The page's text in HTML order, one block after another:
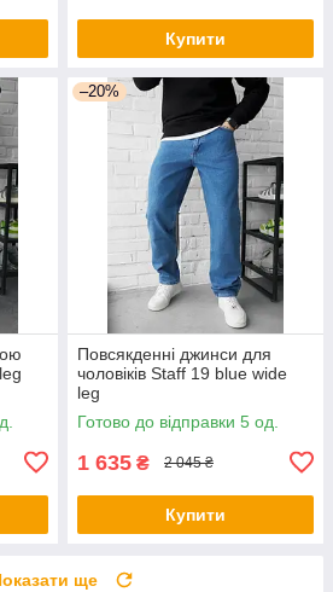
Купити
–20%
Повсякденні джинси для
чоловіків Staff 19 blue wide
leg
Готово до відправки 5 од.
1 635 ₴ 2 045 ₴
Купити
ще